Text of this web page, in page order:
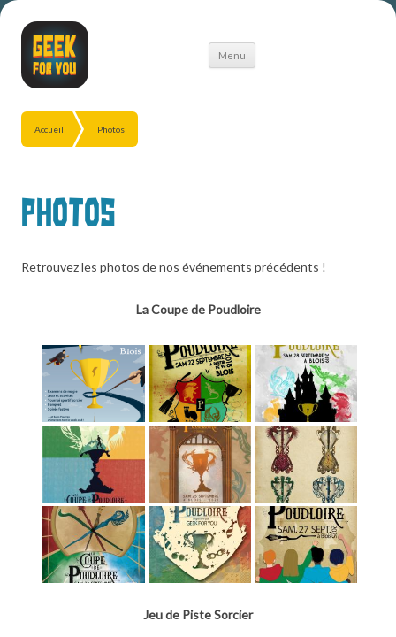
Menu
Aller
Accueil Photos
Photos
Retrouvez les photos de nos événements précédents !
La Coupe de Poudloire
Jeu de Piste Sorcier